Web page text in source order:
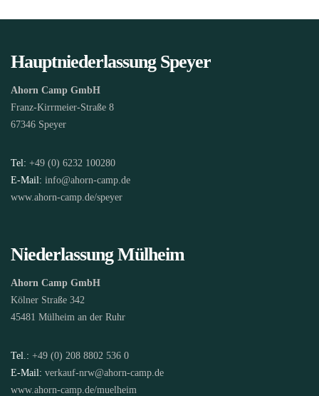
Hauptniederlassung Speyer
Ahorn Camp GmbH
Franz-Kirrmeier-Straße 8
67346 Speyer
Tel: +49 (0) 6232 100280
E-Mail: info@ahorn-camp.de
www.ahorn-camp.de/speyer
Niederlassung Mülheim
Ahorn Camp GmbH
Kölner Straße 342
45481 Mülheim an der Ruhr
Tel.: +49 (0) 208 8802 536 0
E-Mail: verkauf-nrw@ahorn-camp.de
www.ahorn-camp.de/muelheim